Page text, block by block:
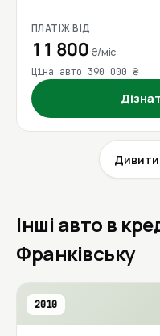
ПЛАТІЖ ВІД
11 800 ₴/міс
Ціна авто 390 000 ₴
Інші авто в
Франківську
2010